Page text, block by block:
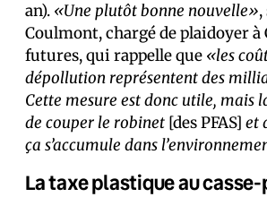
an). «Une plutôt bonne nouvelle»
Coulmont, chargé de plaidoyer à
futures, qui rappelle que «les
dépollution représentent des
Cette mesure est donc utile, mais
de couper le robinet [des PFAS] et
ça s’accumule dans
La taxe plastique au